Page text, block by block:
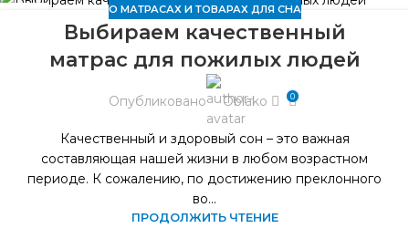
О МАТРАСАХ И ТОВАРАХ ДЛЯ СНА
Выбираем качественный
матрас для пожилых людей
Опубликовано Oblako 0
Качественный и здоровый сон – это важная
составляющая нашей жизни в любом возрастном
периоде. К сожалению, по достижению преклонного
во...
ПРОДОЛЖИТЬ ЧТЕНИЕ